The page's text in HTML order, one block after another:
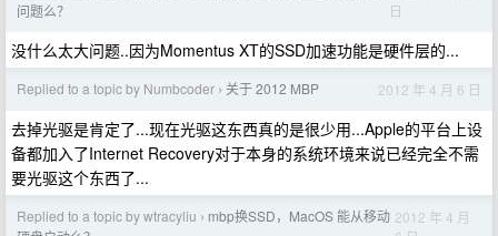
问题么？
日
没什么太大问题..因为Momentus XT的SSD加速功能是硬件层的...
Replied to a topic by Numbcoder › 关于 2012 MBP 2012 年 4 月 6 日
去掉光驱是肯定了...现在光驱这东西真的是很少用...Apple的平台上设
备都加入了Internet Recovery对于本身的系统环境来说已经完全不需
要光驱这个东西了...
Replied to a topic by wtracyliu › mbp换SSD，MacOS 能从移动 2012 年 4 月